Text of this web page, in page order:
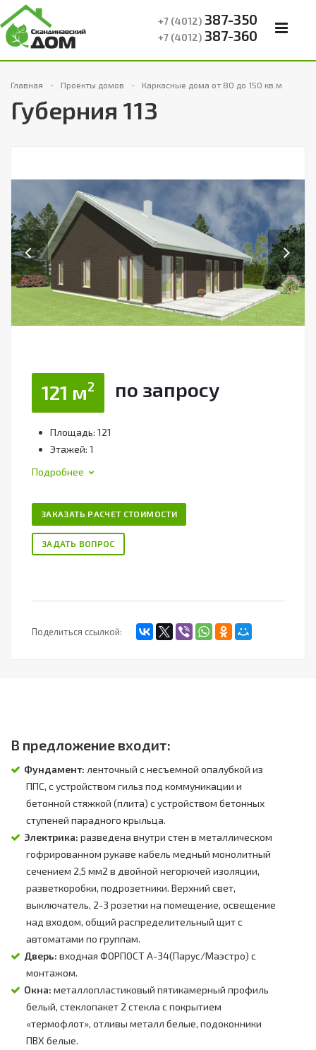
+7 (4012)387-350
+7 (4012)387-360
Главная Проекты домов Каркасные дома от 80 до 150 кв.м
Губерния 113
Previous Next
121 м2 по запросу
Площадь: 121
Этажей: 1
Подробнее
ЗАКАЗАТЬ РАСЧЕТ СТОИМОСТИ
ЗАДАТЬ ВОПРОС
Поделиться ссылкой:
В предложение входит:
Фундамент: ленточный с несъемной опалубкой из
ППС, с устройством гильз под коммуникации и
бетонной стяжкой (плита) с устройством бетонных
ступеней парадного крыльца.
Электрика: разведена внутри стен в металлическом
гофрированном рукаве кабель медный монолитный
сечением 2,5 мм2 в двойной негорючей изоляции,
разветкоробки, подрозетники. Верхний свет,
выключатель, 2-3 розетки на помещение, освещение
над входом, общий распределительный щит с
автоматами по группам.
Дверь: входная ФОРПОСТ А-34(Парус/Маэстро) с
монтажом.
Окна: металлопластиковый пятикамерный профиль
белый, стеклопакет 2 стекла с покрытием
«термофлот», отливы металл белые, подоконники
ПВХ белые.